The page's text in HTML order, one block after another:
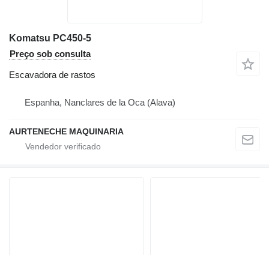
Komatsu PC450-5
Preço sob consulta
Escavadora de rastos
Espanha, Nanclares de la Oca (Alava)
AURTENECHE MAQUINARIA